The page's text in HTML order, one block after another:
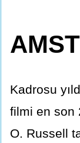
Kadrosu
filmi en son
O. Russell